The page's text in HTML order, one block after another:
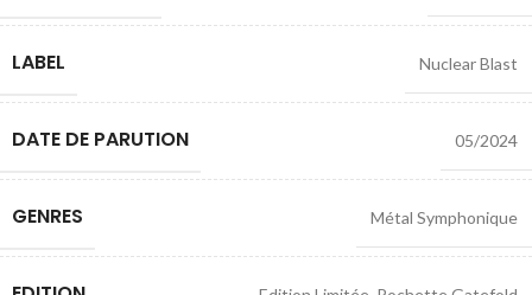
LABEL Nuclear Blast
DATE DE PARUTION 05/2024
GENRES Métal Symphonique